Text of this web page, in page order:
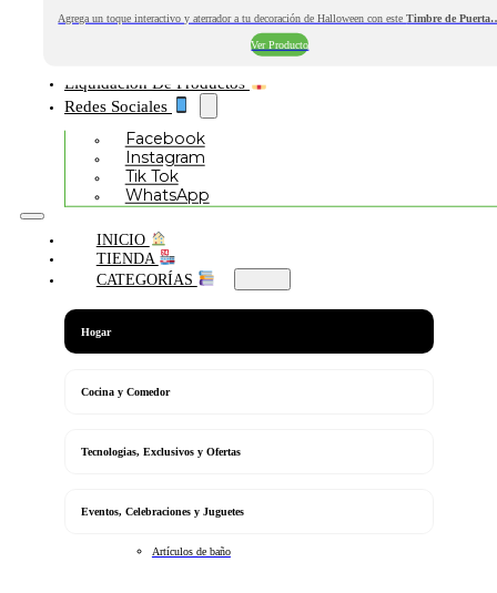
Agrega un toque interactivo y aterrador a tu decoración de Halloween con esteTimbre de
Ver Producto
Liquidación De Productos
Redes Sociales
Facebook
Instagram
Tik Tok
WhatsApp
INICIO
TIENDA
CATEGORÍAS
Hogar
Cocina y Comedor
Tecnologias, Exclusivos y Ofertas
Eventos, Celebraciones y Juguetes
Artículos de baño